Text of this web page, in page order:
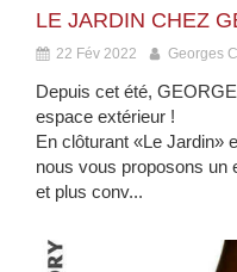
LE JARDIN CHEZ
22 Fév 2022 Georges
Depuis cet été,
espace extérieur !
En clôturant «Le Jardin»
nous vous proposons un
et plus conv...